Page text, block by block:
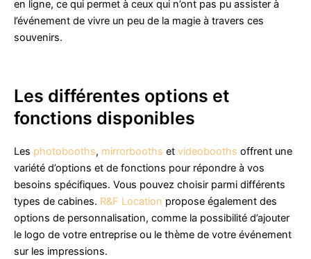
en ligne, ce qui permet à ceux qui n’ont pas pu assister à
l’événement de vivre un peu de la magie à travers ces
souvenirs.
Les différentes options et
fonctions disponibles
Les photobooths, mirrorbooths et videobooths offrent une
variété d’options et de fonctions pour répondre à vos
besoins spécifiques. Vous pouvez choisir parmi différents
types de cabines. R&F Location propose également des
options de personnalisation, comme la possibilité d’ajouter
le logo de votre entreprise ou le thème de votre événement
sur les impressions.